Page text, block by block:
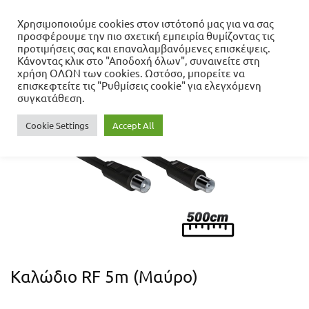
Αρχική σελίδα Νέες Παραλαβές Καλώδιο RF 5m (Μαύρο)
Καλώδιο RF 5m (Μαύρο)
Χρησιμοποιούμε cookies στον ιστότοπό μας για να σας
προσφέρουμε την πιο σχετική εμπειρία θυμίζοντας τις
προτιμήσεις σας και επαναλαμβανόμενες επισκέψεις.
Κάνοντας κλικ στο "Αποδοχή όλων", συναινείτε στη
χρήση ΟΛΩΝ των cookies. Ωστόσο, μπορείτε να
επισκεφτείτε τις "Ρυθμίσεις cookie" για ελεγχόμενη
συγκατάθεση.
Cookie Settings Accept All